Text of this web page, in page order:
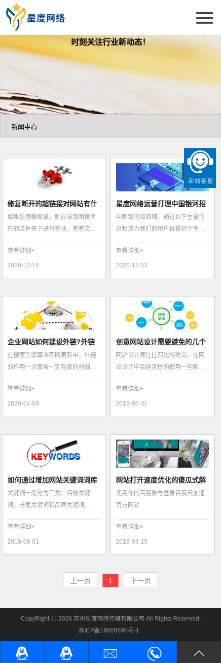
时刻关注行业新动态！
修复断开的超链接对网站有什
么好处?
如果是图像断链，则应该到图像所
在的文件夹下进行查找，看看文件
有，则必须复...
查看详细+
2020-12-15
星度网络运营打理中国银河招
商网，全网营...
中国银河招商网，通过以下主要信
息频道为我们的用户群提供个性化
和经济园...
查看详细+
2020-12-13
企业网站如何建设外链?外链
建设技巧
在搜索引擎算法不断更新中，外链
的作用一方面被一定程度的削弱，
求，如果你...
查看详细+
2020-04-09
创意网站设计需要避免的几个
问题
网站设计师往往都比较时尚，在网
站设计中会经常性的使用一些国外
加入一些稀...
查看详细+
2019-05-31
如何通过增加网站关键词词库
去对网站进行...
关键词一般分为三类：目标关键
词，长尾关键词和品牌关键词。既
般我们是大小...
查看详细+
2018-08-01
网站打开速度优化的傻瓜式解
决方案
使用你的百度账号登录百度云加速
官方网站
查看详细+
2018-03-15
上一页 1 下一页
CopyRight ◎ 2026 苏州星度网络传媒有限公司 All Rights Reserved.
苏ICP备18000690号-1